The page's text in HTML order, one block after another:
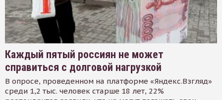
Каждый пятый россиян не может
справиться с долговой нагрузкой
В опросе, проведенном на платформе «Яндекс.Взгляд»
среди 1,2 тыс. человек старше 18 лет, 22%